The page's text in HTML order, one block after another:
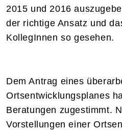
2015 und 2016
der richtige Ansatz und
KollegInnen so gesehen.
Dem Antrag eines
Ortsentwicklungsplanes
Beratungen zugestimmt.
Vorstellungen einer